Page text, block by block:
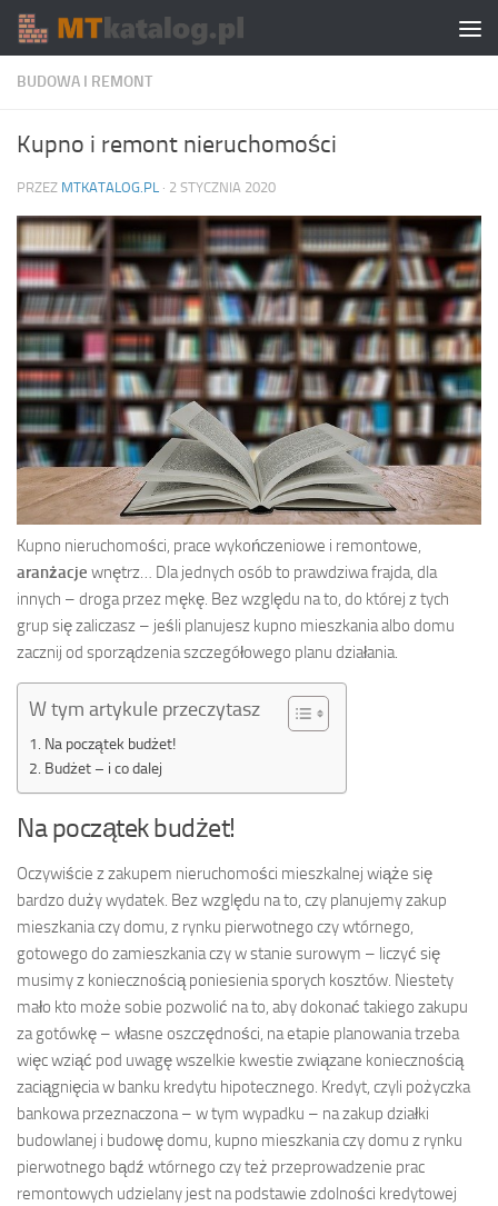
Skip to content
BUDOWA I REMONT
Kupno i remont nieruchomości
PRZEZ MTKATALOG.PL · 2 STYCZNIA 2020
Kupno nieruchomości, prace wykończeniowe i remontowe,
aranżacje wnętrz… Dla jednych osób to prawdziwa frajda, dla
innych – droga przez mękę. Bez względu na to, do której z tych
grup się zaliczasz – jeśli planujesz kupno mieszkania albo domu
zacznij od sporządzenia szczegółowego planu działania.
W tym artykule przeczytasz
Na początek budżet!
Budżet – i co dalej
Na początek budżet!
Oczywiście z zakupem nieruchomości mieszkalnej wiąże się
bardzo duży wydatek. Bez względu na to, czy planujemy zakup
mieszkania czy domu, z rynku pierwotnego czy wtórnego,
gotowego do zamieszkania czy w stanie surowym – liczyć się
musimy z koniecznością poniesienia sporych kosztów. Niestety
mało kto może sobie pozwolić na to, aby dokonać takiego zakupu
za gotówkę – własne oszczędności, na etapie planowania trzeba
więc wziąć pod uwagę wszelkie kwestie związane koniecznością
zaciągnięcia w banku kredytu hipotecznego. Kredyt, czyli pożyczka
bankowa przeznaczona – w tym wypadku – na zakup działki
budowlanej i budowę domu, kupno mieszkania czy domu z rynku
pierwotnego bądź wtórnego czy też przeprowadzenie prac
remontowych udzielany jest na podstawie zdolności kredytowej